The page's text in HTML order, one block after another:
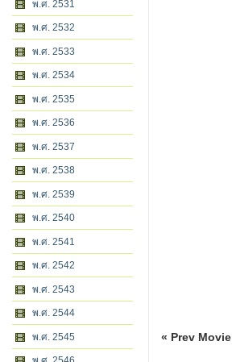
พ.ศ. 2531
พ.ศ. 2532
พ.ศ. 2533
พ.ศ. 2534
พ.ศ. 2535
พ.ศ. 2536
พ.ศ. 2537
พ.ศ. 2538
พ.ศ. 2539
พ.ศ. 2540
พ.ศ. 2541
พ.ศ. 2542
พ.ศ. 2543
พ.ศ. 2544
พ.ศ. 2545 « Prev Movie